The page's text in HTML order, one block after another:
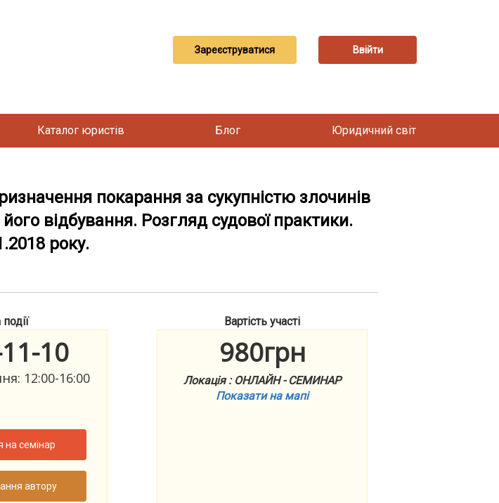
Зареєструватися Ввійти
Каталог юристів Блог Юридичний світ
покарання за сукупністю злочинів
відбування. Розгляд судової практики.
року.
10
12:00-16:00
на семінар
автору
Вартість участі
980грн
Локація : ОНЛАЙН - СЕМИНАР
Показати на мапі